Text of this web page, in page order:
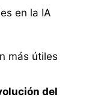
en la IA
más útiles
del